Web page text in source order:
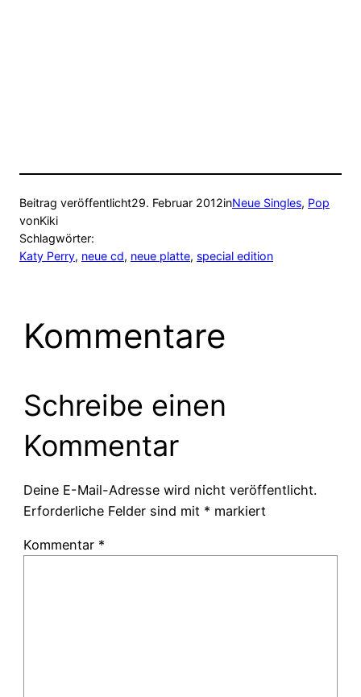
Beitrag veröffentlicht29. Februar 2012inNeue Singles, Pop
vonKiki
Schlagwörter:
Katy Perry, neue cd, neue platte, special edition
Kommentare
Schreibe einen
Kommentar
Deine E-Mail-Adresse wird nicht veröffentlicht.
Erforderliche Felder sind mit * markiert
Kommentar *